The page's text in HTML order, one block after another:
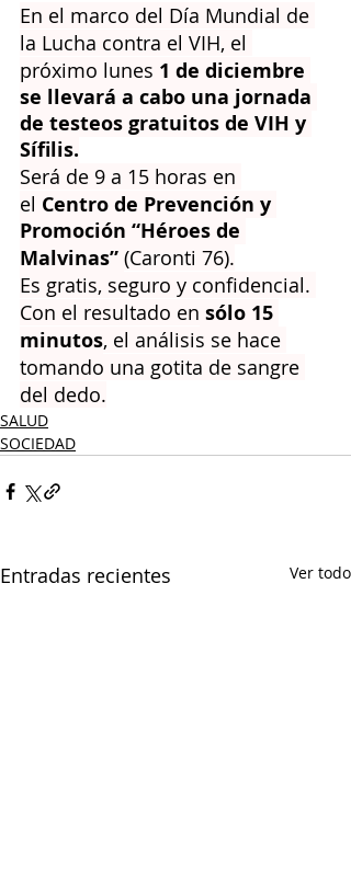
En el marco del Día Mundial de
la Lucha contra el VIH, el
próximo lunes 1 de diciembre
se llevará a cabo una jornada
de testeos gratuitos de VIH y
Sífilis.
Será de 9 a 15 horas en
el Centro de Prevención y
Promoción “Héroes de
Malvinas” (Caronti 76).
Es gratis, seguro y confidencial.
Con el resultado en sólo 15
minutos, el análisis se hace
tomando una gotita de sangre
del dedo.
SALUD
SOCIEDAD
Entradas recientes Ver todo